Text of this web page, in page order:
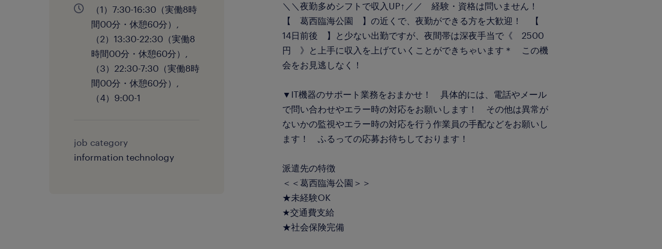
（1）7:30-16:30（実働8時
間00分・休憩60分）,
（2）13:30-22:30（実働8
時間00分・休憩60分）,
（3）22:30-7:30（実働8時
間00分・休憩60分）,
（4）9:00-1
job category
information technology
＼＼夜勤多めシフトで収入UP↑／／ 経験・資格は問いません！
【 葛西臨海公園 】の近くで、夜勤ができる方を大歓迎！ 【
14日前後 】と少ない出勤ですが、夜間帯は深夜手当で《 2500
円 》と上手に収入を上げていくことができちゃいます＊ この機
会をお見逃しなく！
▼IT機器のサポート業務をおまかせ！ 具体的には、電話やメール
で問い合わせやエラー時の対応をお願いします！ その他は異常が
ないかの監視やエラー時の対応を行う作業員の手配などをお願いし
ます！ ふるっての応募お待ちしております！
派遣先の特徴
＜＜葛西臨海公園＞＞
★未経験OK
★交通費支給
★社会保険完備